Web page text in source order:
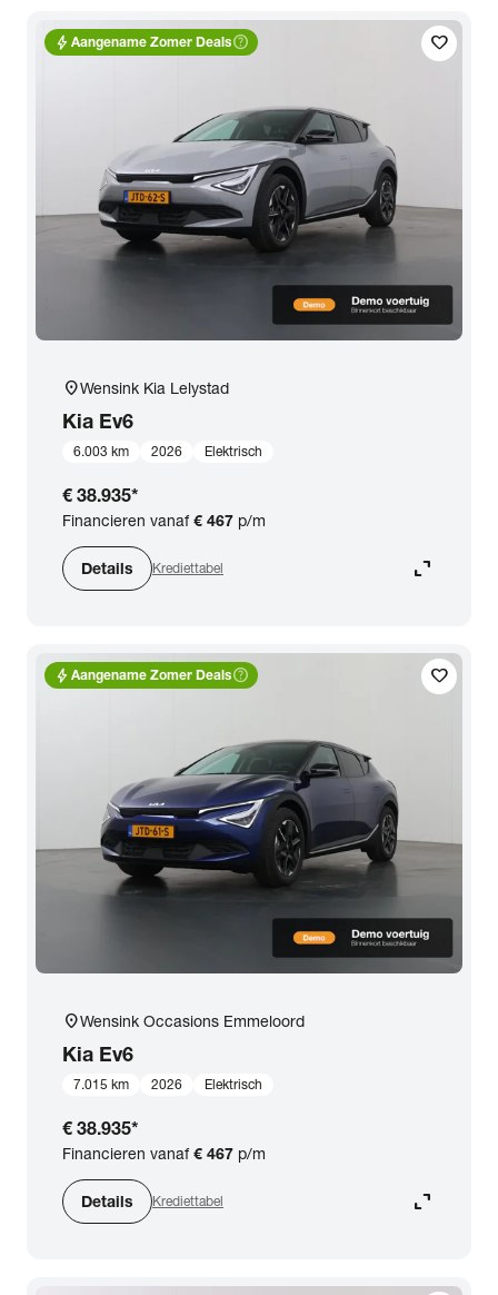
favorite
bolt Aangename Zomer Dealshelp_outline
location_onWensink Kia Lelystad
Kia Ev6
6.003 km 2026 Elektrisch
€ 38.935*
Financieren vanaf€ 467 p/m
Details Krediettabel expand_content
favorite
bolt Aangename Zomer Dealshelp_outline
location_onWensink Occasions Emmeloord
Kia Ev6
7.015 km 2026 Elektrisch
€ 38.935*
Financieren vanaf€ 467 p/m
Details Krediettabel expand_content